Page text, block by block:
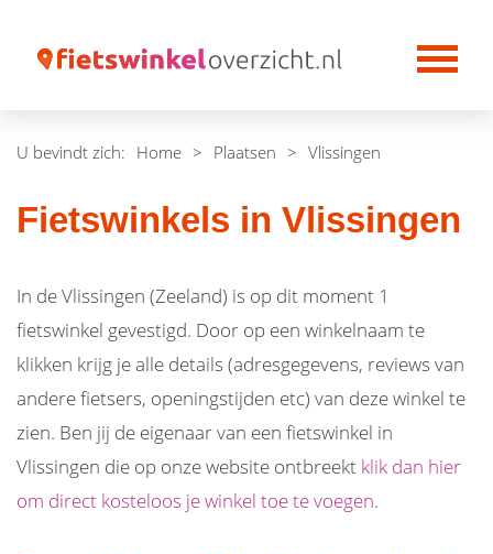
U bevindt zich: Home > Plaatsen > Vlissingen
Fietswinkels in Vlissingen
In de Vlissingen (Zeeland) is op dit moment 1
fietswinkel gevestigd. Door op een winkelnaam te
klikken krijg je alle details (adresgegevens, reviews van
andere fietsers, openingstijden etc) van deze winkel te
zien. Ben jij de eigenaar van een fietswinkel in
Vlissingen die op onze website ontbreekt klik dan hier
om direct kosteloos je winkel toe te voegen.